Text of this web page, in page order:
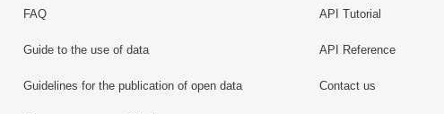
FAQ
Guide to the use of data
Guidelines for the publication of open data
API Tutorial
API Reference
Contact us